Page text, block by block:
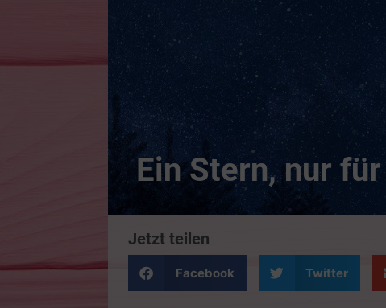
Ein Stern, nur
Jetzt teilen
Facebook Twitter